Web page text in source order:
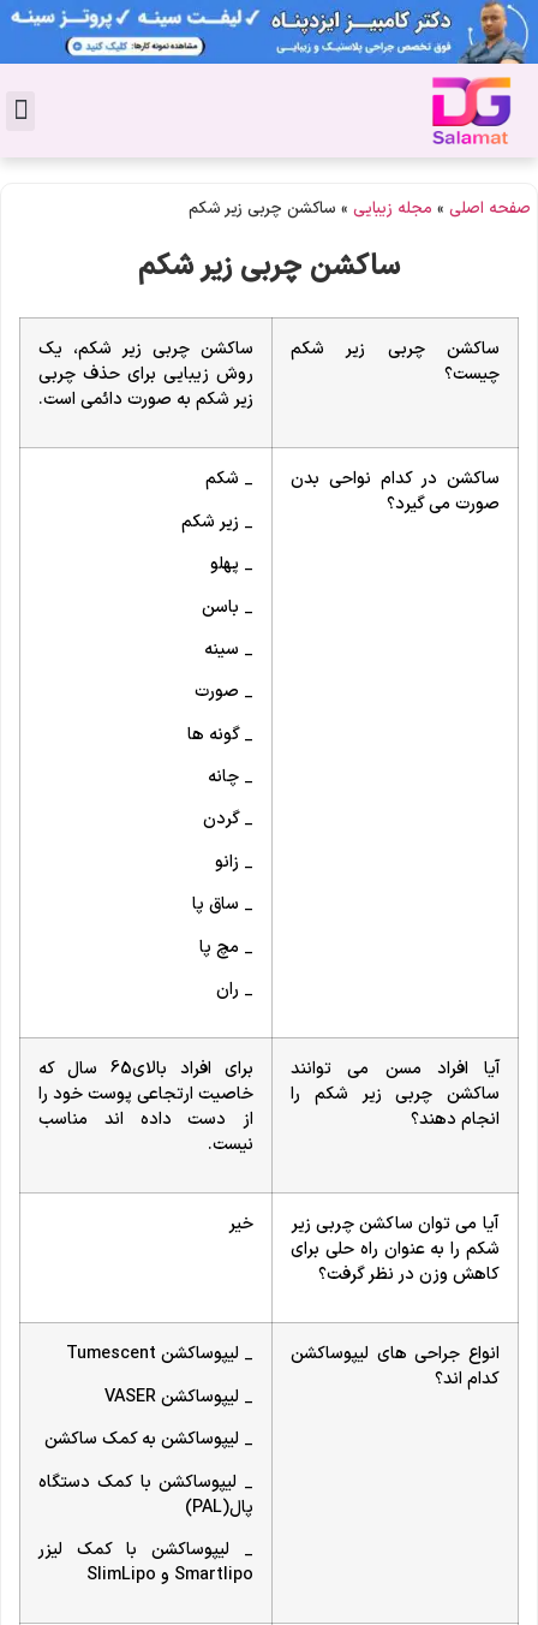
صفحه اصلی » مجله زیبایی » ساکشن چربی زیر شکم
ساکشن چربی زیر شکم
ساکشن چربی زیر شکم
چیست؟
ساکشن چربی زیر شکم، یک
روش زیبایی برای حذف چربی
زیر شکم به صورت دائمی است.
ساکشن در کدام نواحی بدن
صورت می گیرد؟
_ شکم
_ زیر شکم
_ پهلو
_ باسن
_ سینه
_ صورت
_ گونه ها
_ چانه
_ گردن
_ زانو
_ ساق پا
_ مچ پا
_ ران
آیا افراد مسن می توانند
ساکشن چربی زیر شکم را
انجام دهند؟
برای افراد بالای65 سال که
خاصیت ارتجاعی پوست خود را
از دست داده اند مناسب
نیست.
آیا می توان ساکشن چربی زیر
شکم را به عنوان راه حلی برای
کاهش وزن در نظر گرفت؟
خیر
انواع جراحی های لیپوساکشن
کدام اند؟
_ لیپوساکشن Tumescent
_ لیپوساکشن VASER
_ لیپوساکشن به کمک ساکشن
_ لیپوساکشن با کمک دستگاه
پال(PAL)
_ لیپوساکشن با کمک لیزر
Smartlipo و SlimLipo